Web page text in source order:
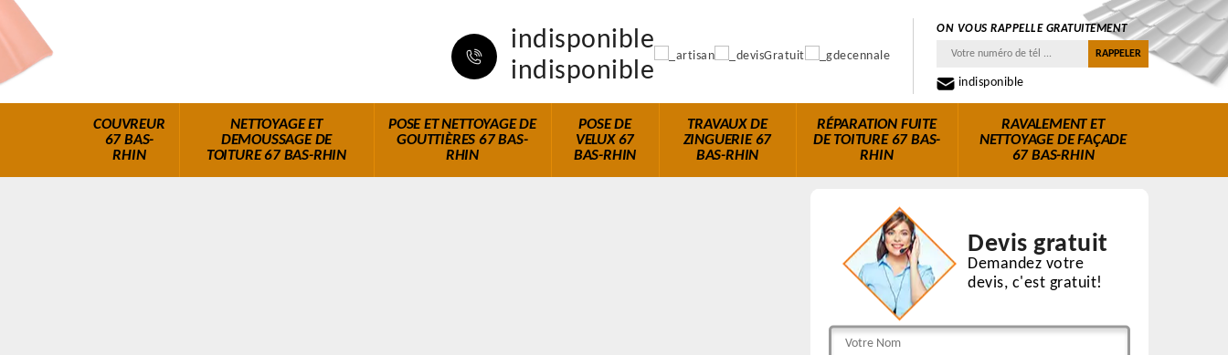
indisponible
indisponible
ON VOUS RAPPELLE GRATUITEMENT
indisponible
COUVREUR
67 BAS-
RHIN
NETTOYAGE ET
DEMOUSSAGE DE
TOITURE 67 BAS-RHIN
POSE ET NETTOYAGE DE
GOUTTIÈRES 67 BAS-
RHIN
POSE DE
VELUX 67
BAS-RHIN
TRAVAUX DE
ZINGUERIE 67
BAS-RHIN
RÉPARATION FUITE
DE TOITURE 67 BAS-
RHIN
RAVALEMENT ET
NETTOYAGE DE FAÇADE
67 BAS-RHIN
Devis gratuit
Demandez votre
devis, c'est gratuit!